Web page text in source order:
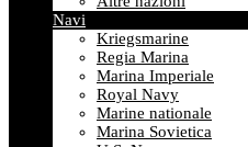
Navi
Kriegsmarine
Regia Marina
Marina Imperiale
Royal Navy
Marine nationale
Marina Sovietica